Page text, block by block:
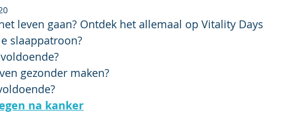
leven gaan? Ontdek het allemaal op Vitality Days
slaappatroon?
gezonder maken?
na kanker